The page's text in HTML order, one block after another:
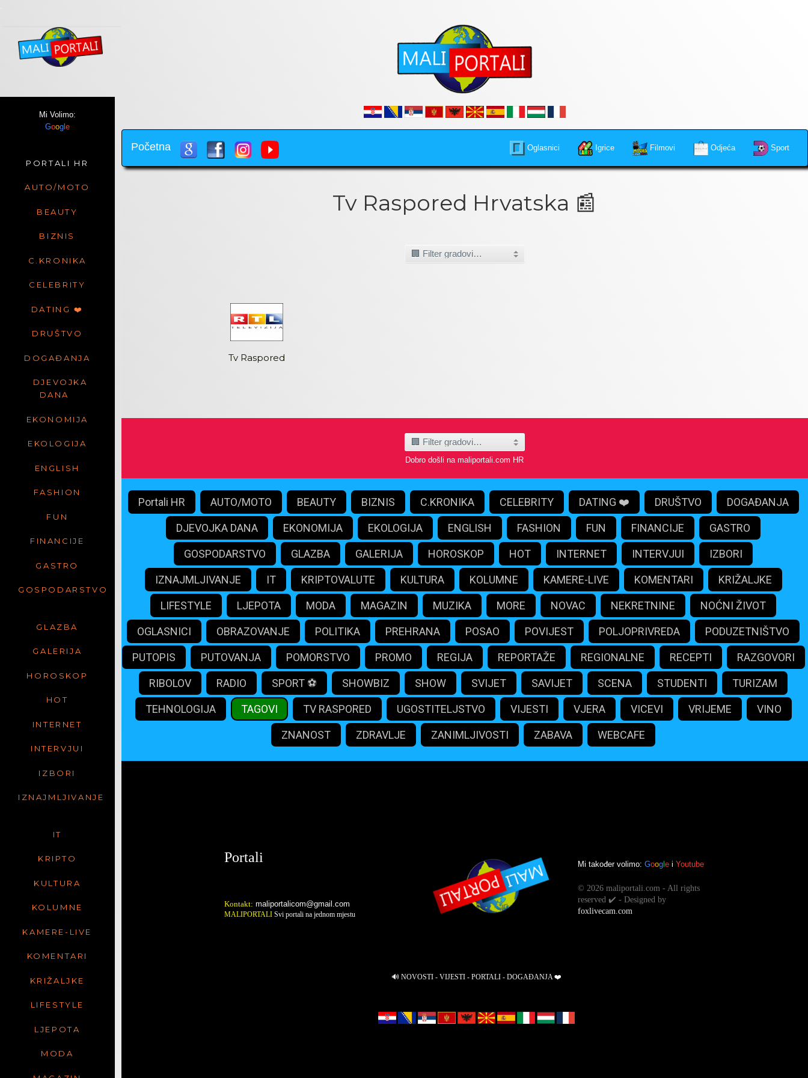
.
Mi Volimo:
Googl e
PORTALI HR
AUTO/MOTO
BEAUTY
BIZNIS
C.KRONIKA
CELEBRITY
DATING ❤️
DRUŠTVO
DOGAĐANJA
DJEVOJKA
DANA
EKONOMIJA
EKOLOGIJA
ENGLISH
FASHION
FUN
FINANCIJE
GASTRO
GOSPODARSTVO
GLAZBA
GALERIJA
HOROSKOP
HOT
INTERNET
INTERVJUI
IZBORI
IZNAJMLJIVANJE
IT
KRIPTO
KULTURA
KOLUMNE
KAMERE-LIVE
KOMENTARI
KRIŽALJKE
LIFESTYLE
LJEPOTA
MODA
Početna Oglasnici Igrice Filmovi Odjeća Sport
Tv Raspored Hrvatska 📰
Tv Raspored
Dobro došli na maliportali.com HR
Portali HR AUTO/MOTO BEAUTY BIZNIS C.KRONIKA CELEBRITY DATING ❤️ DRUŠTVO DOGAĐANJA
DJEVOJKA DANA EKONOMIJA EKOLOGIJA ENGLISH FASHION FUN FINANCIJE GASTRO
GOSPODARSTVO GLAZBA GALERIJA HOROSKOP HOT INTERNET INTERVJUI IZBORI
IZNAJMLJIVANJE IT KRIPTOVALUTE KULTURA KOLUMNE KAMERE-LIVE KOMENTARI KRIŽALJKE
LIFESTYLE LJEPOTA MODA MAGAZIN MUZIKA MORE NOVAC NEKRETNINE NOĆNI ŽIVOT
OGLASNICI OBRAZOVANJE POLITIKA PREHRANA POSAO POVIJEST POLJOPRIVREDA PODUZETNIŠTVO
PUTOPIS PUTOVANJA POMORSTVO PROMO REGIJA REPORTAŽE REGIONALNE RECEPTI RAZGOVORI
RIBOLOV RADIO SPORT ⚽️ SHOWBIZ SHOW SVIJET SAVIJET SCENA STUDENTI TURIZAM
TEHNOLOGIJA TAGOVI TV RASPORED UGOSTITELJSTVO VIJESTI VJERA VICEVI VRIJEME VINO
ZNANOST ZDRAVLJE ZANIMLJIVOSTI ZABAVA WEBCAFE
Portali
Kontakt: maliportalicom@gmail.com
MALIPORTALI Svi portali na jednom mjestu
Mi također volimo: Googlei Youtube
© 2026 maliportali.com - All rights
reserved ✔️ - Designed by
foxlivecam.com
🔊 NOVOSTI - VIJESTI - PORTALI - DOGAĐANJA ❤️